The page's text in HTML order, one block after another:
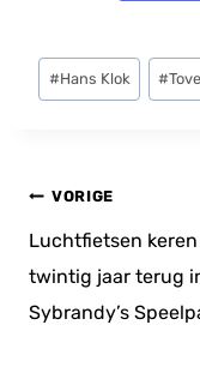
Bericht
tags:
#Hans Klok #
Bericht
navigatie
VORIGE
Luchtfietsen keren
twintig jaar terug
Sybrandy’s